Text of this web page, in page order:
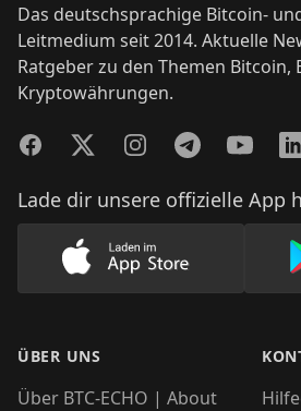
Das deutschsprachige Bitcoin-
Leitmedium seit 2014. Aktuelle
Ratgeber zu den Themen Bitcoin,
Kryptowährungen.
FacebookTwitterInstagramTelegramYouTube
Lade dir unsere offizielle App
Lade unsere App im
ÜBER UNS
Über BTC-ECHO | About